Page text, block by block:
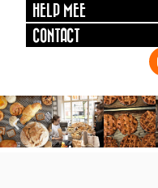
HELP MEE
CONTACT